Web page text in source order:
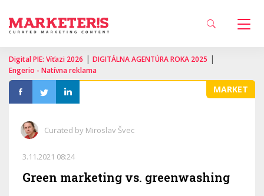
Digital PIE: Víťazi 2026 | DIGITÁLNA AGENTÚRA ROKA 2025 |
Engerio - Natívna reklama
MARKET
Curated by Miroslav Švec
3.11.2021 08:24
Green marketing vs. greenwashing